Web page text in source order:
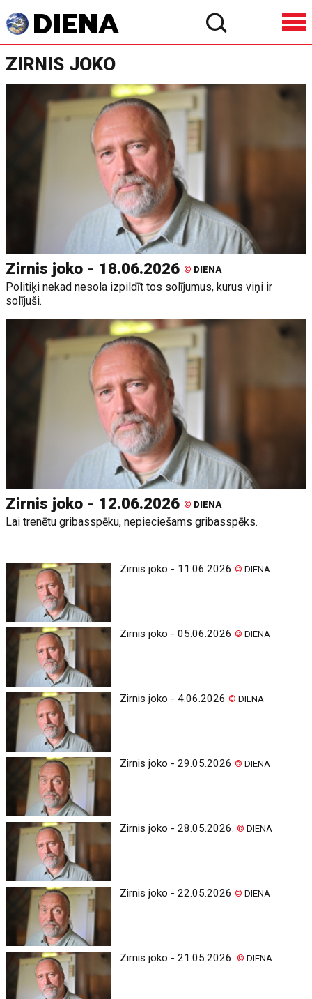
ZIRNIS JOKO
Zirnis joko - 18.06.2026 © DIENA
Politiķi nekad nesola izpildīt tos solījumus, kurus viņi ir
solījuši.
Zirnis joko - 12.06.2026 © DIENA
Lai trenētu gribasspēku, nepieciešams gribasspēks.
Zirnis joko - 11.06.2026© DIENA
Zirnis joko - 05.06.2026© DIENA
Zirnis joko - 4.06.2026© DIENA
Zirnis joko - 29.05.2026© DIENA
Zirnis joko - 28.05.2026.© DIENA
Zirnis joko - 22.05.2026© DIENA
Zirnis joko - 21.05.2026.© DIENA